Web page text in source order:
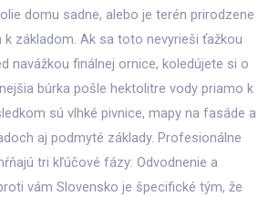
domu sadne, alebo je terén prirodzene
základom. Ak sa toto nevyrieši ťažkou
navážkou finálnej ornice, koledújete si o
búrka pošle hektolitre vody priamo k
sú vlhké pivnice, mapy na fasáde a
aj podmyté základy. Profesionálne
tri kľúčové fázy: Odvodnenie a
vám Slovensko je špecifické tým, že